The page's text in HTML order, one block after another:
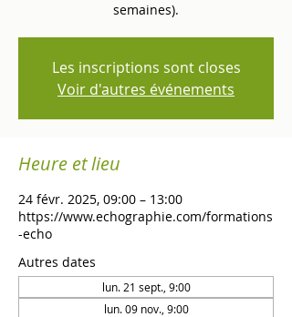
semaines).
Les inscriptions sont closes
Voir d'autres événements
Heure et lieu
24 févr. 2025, 09:00 – 13:00
https://www.echographie.com/formations
-echo
Autres dates
lun. 21 sept., 9:00
lun. 09 nov., 9:00